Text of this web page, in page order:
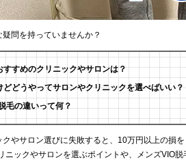
問を持っていませんか？
すすめのクリニックやサロンは？
どどうやってサロンやクリニックを選べばいい？
毛の違いって何？
やサロン選びに失敗すると、10万円以上の損を
ニックやサロンを選ぶポイントや、メンズVIO